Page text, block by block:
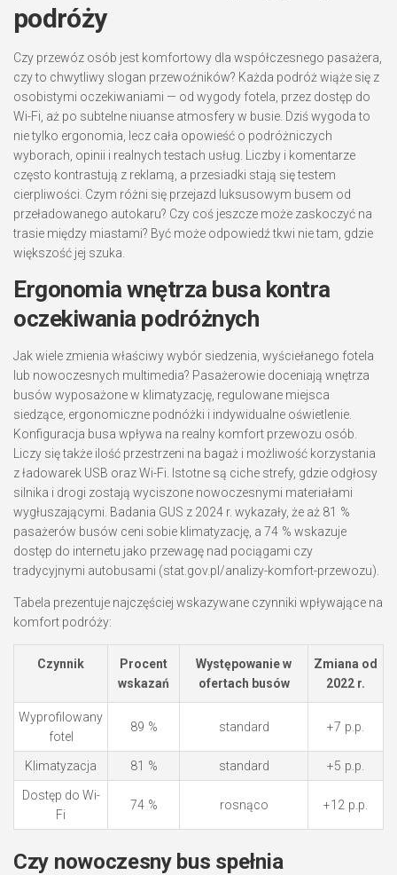
podróży
Czy przewóz osób jest komfortowy dla współczesnego pasażera,
czy to chwytliwy slogan przewoźników? Każda podróż wiąże się z
osobistymi oczekiwaniami — od wygody fotela, przez dostęp do
Wi-Fi, aż po subtelne niuanse atmosfery w busie. Dziś wygoda to
nie tylko ergonomia, lecz cała opowieść o podróżniczych
wyborach, opinii i realnych testach usług. Liczby i komentarze
często kontrastują z reklamą, a przesiadki stają się testem
cierpliwości. Czym różni się przejazd luksusowym busem od
przeładowanego autokaru? Czy coś jeszcze może zaskoczyć na
trasie między miastami? Być może odpowiedź tkwi nie tam, gdzie
większość jej szuka.
Ergonomia wnętrza busa kontra
oczekiwania podróżnych
Jak wiele zmienia właściwy wybór siedzenia, wyściełanego fotela
lub nowoczesnych multimedia? Pasażerowie doceniają wnętrza
busów wyposażone w klimatyzację, regulowane miejsca
siedzące, ergonomiczne podnóżki i indywidualne oświetlenie.
Konfiguracja busa wpływa na realny komfort przewozu osób.
Liczy się także ilość przestrzeni na bagaż i możliwość korzystania
z ładowarek USB oraz Wi-Fi. Istotne są ciche strefy, gdzie odgłosy
silnika i drogi zostają wyciszone nowoczesnymi materiałami
wygłuszającymi. Badania GUS z 2024 r. wykazały, że aż 81 %
pasażerów busów ceni sobie klimatyzację, a 74 % wskazuje
dostęp do internetu jako przewagę nad pociągami czy
tradycyjnymi autobusami (stat.gov.pl/analizy-komfort-przewozu).
Tabela prezentuje najczęściej wskazywane czynniki wpływające na
komfort podróży:
Czynnik
Procent
wskazań
Występowanie w
ofertach busów
Zmiana od
2022 r.
Wyprofilowany
fotel
89 % standard +7 p.p.
Klimatyzacja 81 % standard +5 p.p.
Dostęp do Wi-
Fi
74 % rosnąco +12 p.p.
Czy nowoczesny bus spełnia